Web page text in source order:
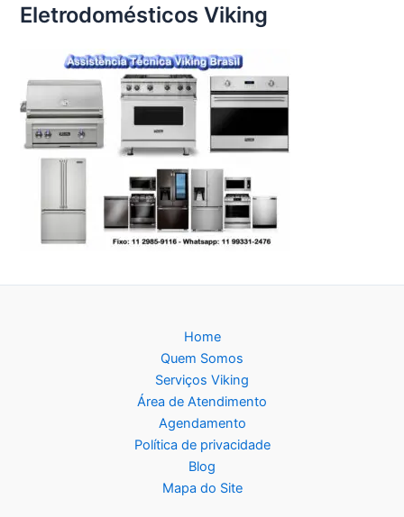
Eletrodomésticos Viking
Home
Quem Somos
Serviços Viking
Área de Atendimento
Agendamento
Política de privacidade
Blog
Mapa do Site